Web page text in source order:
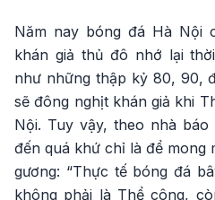
Năm nay bóng đá Hà Nội
khán giả thủ đô nhớ lại
như những thập kỷ 80, 90,
sẽ đông nghịt khán giả khi
Nội. Tuy vậy, theo nhà
đến quá khứ chỉ là để mong
gương: “Thực tế bóng đá
không phải là Thể công,